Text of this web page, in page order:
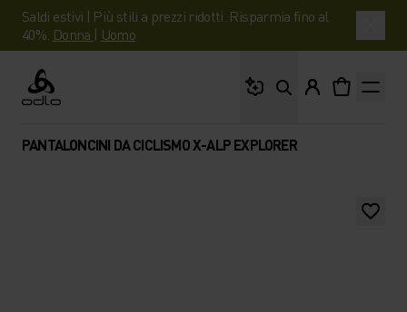
Saldi estivi | Più stili a prezzi ridotti. Risparmia fino al
40%. Donna | Uomo
Odlo
PANTALONCINI DA CICLISMO X-ALP EXPLORER